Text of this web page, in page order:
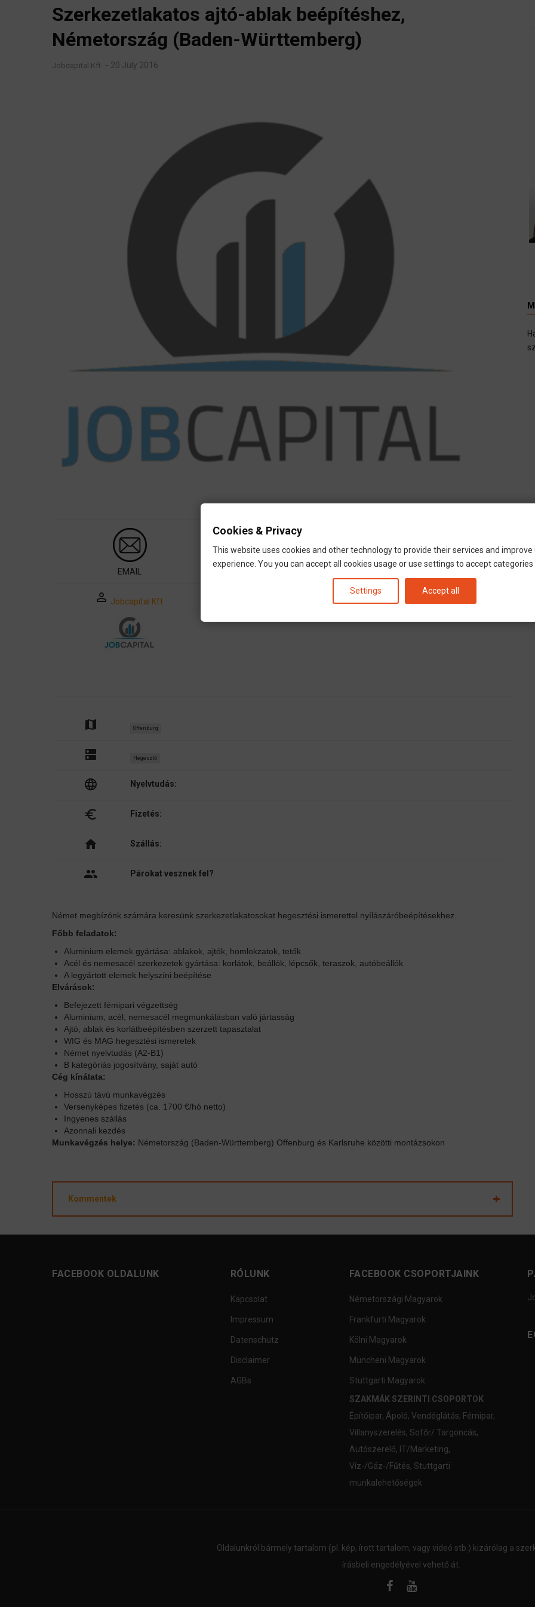
Szerkezetlakatos ajtó-ablak beépítéshez,
Németország (Baden-Württemberg)
Jobcapital Kft. 20 July 2016
EMAIL HÍVÁS MOBIL
perm_identity Jobcapital Kft. info allas@jobcapital.hu
map Offenburg
dns Hegesztő
language Nyelvtudás:
euro_symbol Fizetés:
home Szállás:
people Párokat vesznek fel?
Német megbízónk számára keresünk szerkezetlakatosokat hegesztési ismerettel nyílászáróbeépítésekhez.
Főbb feladatok:
Aluminium elemek gyártása: ablakok, ajtók, homlokzatok, tetők
Acél és nemesacél szerkezetek gyártása: korlátok, beállók, lépcsők, teraszok, autóbeállók
A legyártott elemek helyszíni beépítése
Elvárások:
Befejezett fémipari végzettség
Aluminium, acél, nemesacél megmunkálásban való jártasság
Ajtó, ablak és korlátbeépítésben szerzett tapasztalat
WIG és MAG hegesztési ismeretek
Német nyelvtudás (A2-B1)
B kategóriás jogosítvány, saját autó
Cég kínálata:
Hosszú távú munkavégzés
Versenyképes fizetés (ca. 1700 €/hó netto)
Ingyenes szállás
Azonnali kezdés
Munkavégzés helye: Németország (Baden-Württemberg) Offenburg és Karlsruhe közötti montázsokon
Kommentek
FACEBOOK OLDALUNK RÓLUNK
Kapcsolat
Impressum
Datenschutz
Disclaimer
AGBs
FACEBOOK CSOPORTJAINK
Németországi Magyarok
Frankfurti Magyarok
Kölni Magyarok
Müncheni Magyarok
Stuttgarti Magyarok
SZAKMÁK SZERINTI CSOPORTOK
Építőipar, Ápoló, Vendéglátás, Fémipar,
Villanyszerelés, Sofőr/ Targoncás,
Autószerelő, IT/Marketing,
Víz-/Gáz-/Fűtés, Stuttgarti
munkalehetőségek
Oldalunkról bármely tartalom (pl. kép, írott tartalom, vagy videó stb.) kizárólag a
írásbeli engedélyével vehető át.
Cookies & Privacy
This website uses cookies and other technology to provide their services and improve
experience. You you can accept all cookies usage or use settings to accept categories
Settings Accept all